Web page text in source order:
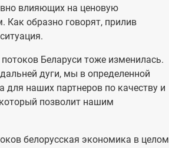
влияющих на ценовую
образно говорят, прилив
Беларуси тоже изменилась.
дуги, мы в определенной
наших партнеров по качеству и
позволит нашим
белорусская экономика в целом